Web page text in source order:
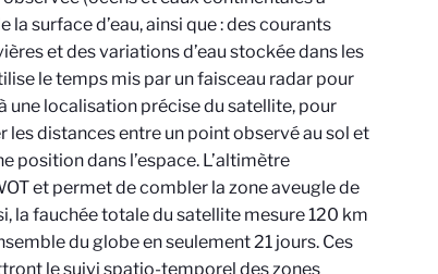
surface d’eau, ainsi que : des courants
et des variations d’eau stockée dans les
le temps mis par un faisceau radar pour
localisation précise du satellite, pour
les distances entre un point observé au sol et
position dans l’espace. L’altimètre
et permet de combler la zone aveugle de
la fauchée totale du satellite mesure 120 km
du globe en seulement 21 jours. Ces
le suivi spatio-temporel des zones